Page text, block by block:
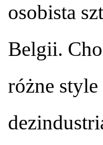
osobista
Belgii.
różne